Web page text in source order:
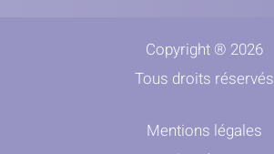
Copyright ® 2026
Tous droits réservés
Mentions légales